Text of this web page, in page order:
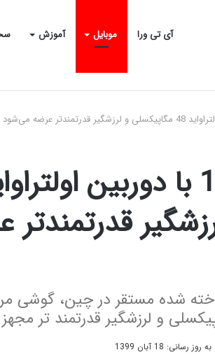
آی تی ورا موبایل آموزش
قدرتمندتر
شده مستقر در چین، گوشی
رسانی: 18 آبان 1399